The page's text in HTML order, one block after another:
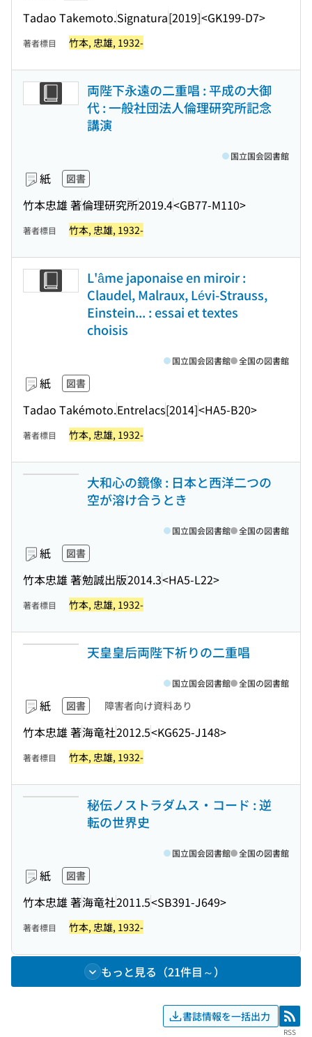
Tadao Takemoto.Signatura[2019]<GK199-D7>
著者標目 竹本, 忠雄, 1932-
両陛下永遠の二重唱 : 平成の大御
代 : 一般社団法人倫理研究所記念
講演
紙 図書
竹本忠雄 著倫理研究所2019.4<GB77-M110>
国立国会図書館
著者標目 竹本, 忠雄, 1932-
L'âme japonaise en miroir :
Claudel, Malraux, Lévi-Strauss,
Einstein... : essai et textes
choisis
紙 図書
Tadao Takémoto.Entrelacs[2014]<HA5-B20>
国立国会図書館 全国の図書館
著者標目 竹本, 忠雄, 1932-
大和心の鏡像 : 日本と西洋二つの
空が溶け合うとき
紙 図書
竹本忠雄 著勉誠出版2014.3<HA5-L22>
国立国会図書館 全国の図書館
著者標目 竹本, 忠雄, 1932-
天皇皇后両陛下祈りの二重唱
紙 図書 障害者向け資料あり
竹本忠雄 著海竜社2012.5<KG625-J148>
国立国会図書館 全国の図書館
著者標目 竹本, 忠雄, 1932-
秘伝ノストラダムス・コード : 逆
転の世界史
紙 図書
竹本忠雄 著海竜社2011.5<SB391-J649>
国立国会図書館 全国の図書館
著者標目 竹本, 忠雄, 1932-
もっと見る（21件目～）
書誌情報を一括出力 RSS
RSS